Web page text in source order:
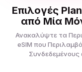
Επιλογές
από Μία
Ανακαλύψτε τα
eSIM που